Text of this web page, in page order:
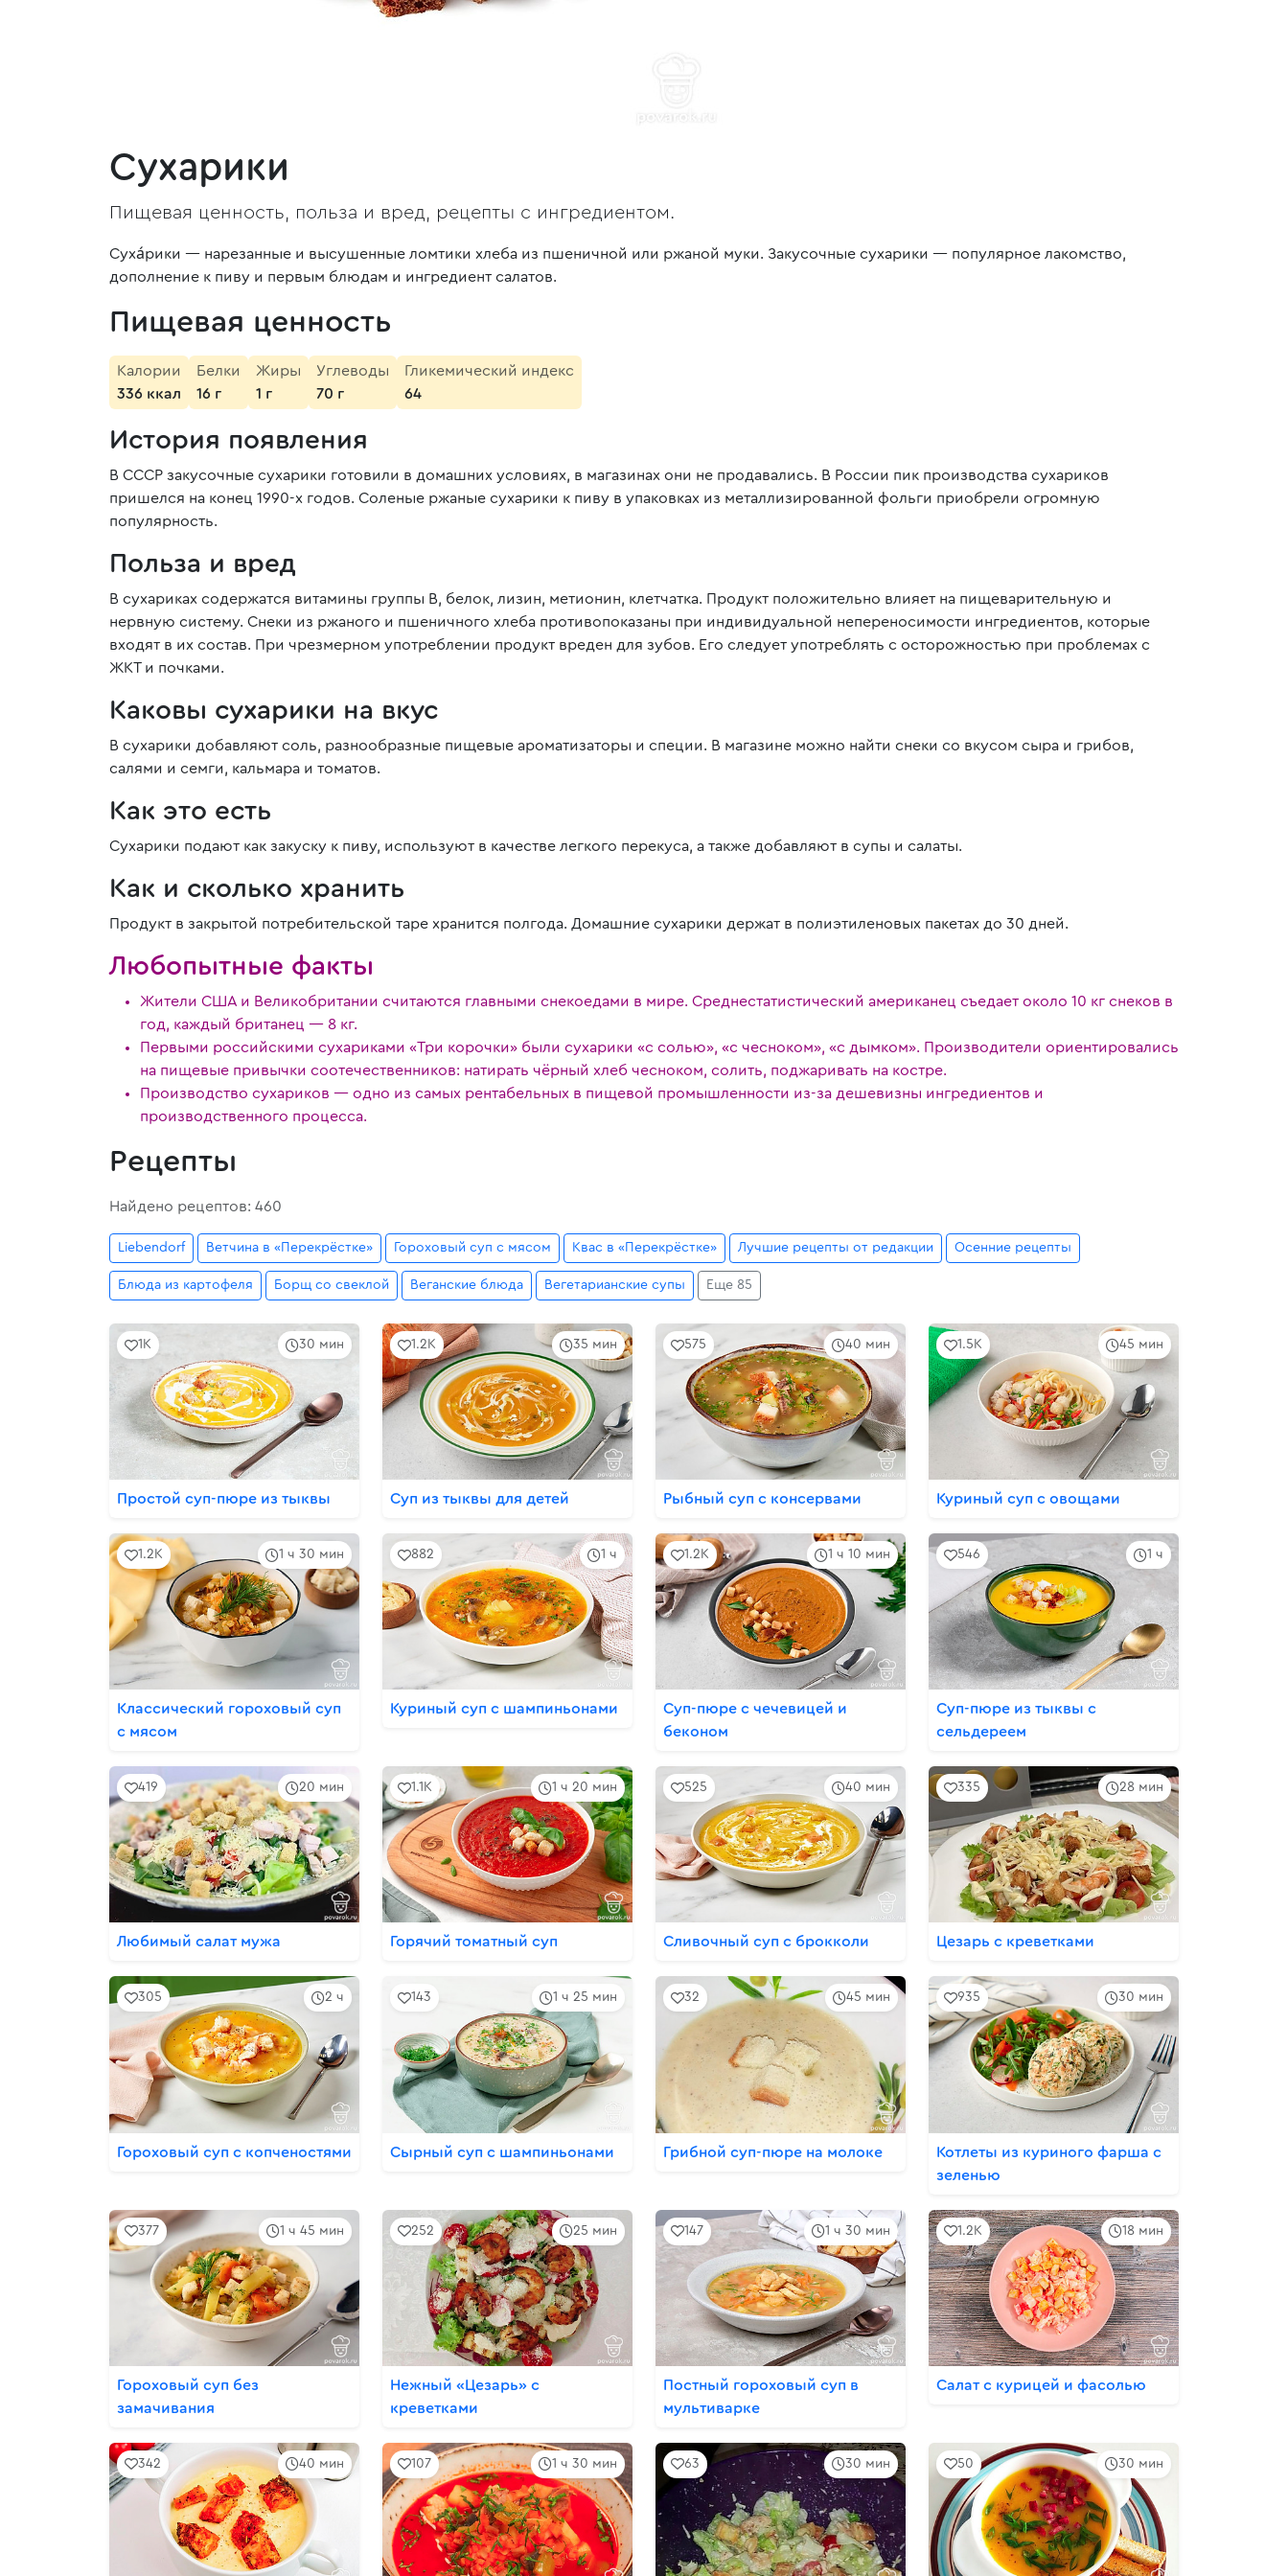
Сухарики
Пищевая ценность, польза и вред, рецепты с ингредиентом.
Суха́рики — нарезанные и высушенные ломтики хлеба из пшеничной или ржаной муки. Закусочные сухарики — популярное лакомство,
дополнение к пиву и первым блюдам и ингредиент салатов.
Пищевая ценность
Калории
336 ккал
Белки
16 г
Жиры
1 г
Углеводы
70 г
Гликемический индекс
64
История появления
В СССР закусочные сухарики готовили в домашних условиях, в магазинах они не продавались. В России пик производства сухариков
пришелся на конец 1990-х годов. Соленые ржаные сухарики к пиву в упаковках из металлизированной фольги приобрели огромную
популярность.
Польза и вред
В сухариках содержатся витамины группы B, белок, лизин, метионин, клетчатка. Продукт положительно влияет на пищеварительную и
нервную систему. Снеки из ржаного и пшеничного хлеба противопоказаны при индивидуальной непереносимости ингредиентов, которые
входят в их состав. При чрезмерном употреблении продукт вреден для зубов. Его следует употреблять с осторожностью при проблемах с
ЖКТ и почками.
Каковы сухарики на вкус
В сухарики добавляют соль, разнообразные пищевые ароматизаторы и специи. В магазине можно найти снеки со вкусом сыра и грибов,
салями и семги, кальмара и томатов.
Как это есть
Сухарики подают как закуску к пиву, используют в качестве легкого перекуса, а также добавляют в супы и салаты.
Как и сколько хранить
Продукт в закрытой потребительской таре хранится полгода. Домашние сухарики держат в полиэтиленовых пакетах до 30 дней.
Любопытные факты
Жители США и Великобритании считаются главными снекоедами в мире. Среднестатистический американец съедает около 10 кг снеков в
год, каждый британец — 8 кг.
Первыми российскими сухариками «Три корочки» были сухарики «с солью», «с чесноком», «с дымком». Производители ориентировались
на пищевые привычки соотечественников: натирать чёрный хлеб чесноком, солить, поджаривать на костре.
Производство сухариков — одно из самых рентабельных в пищевой промышленности из-за дешевизны ингредиентов и
производственного процесса.
Рецепты
Найдено рецептов: 460
Liebendorf Ветчина в «Перекрёстке» Гороховый суп с мясом Квас в «Перекрёстке» Лучшие рецепты от редакции Осенние рецепты
Блюда из картофеля Борщ со свеклой Веганские блюда Вегетарианские супы Еще 85
30 мин
1K
Простой суп-пюре из тыквы
35 мин
1.2K
Суп из тыквы для детей
40 мин
575
Рыбный суп с консервами
45 мин
1.5K
Куриный суп с овощами
1 ч 30 мин
1.2K
Классический гороховый суп
с мясом
1 ч
882
Куриный суп с шампиньонами
1 ч 10 мин
1.2K
Суп-пюре с чечевицей и
беконом
1 ч
546
Суп-пюре из тыквы с
сельдереем
20 мин
419
Любимый салат мужа
1 ч 20 мин
1.1K
Горячий томатный суп
40 мин
525
Сливочный суп с брокколи
28 мин
335
Цезарь с креветками
2 ч
305
Гороховый суп с копченостями
1 ч 25 мин
143
Сырный суп с шампиньонами
45 мин
32
Грибной суп-пюре на молоке
30 мин
935
Котлеты из куриного фарша с
зеленью
1 ч 45 мин
377
Гороховый суп без
замачивания
25 мин
252
Нежный «Цезарь» с
креветками
1 ч 30 мин
147
Постный гороховый суп в
мультиварке
18 мин
1.2K
Салат с курицей и фасолью
40 мин
342 1 ч 30 мин
107 30 мин
63 30 мин
50